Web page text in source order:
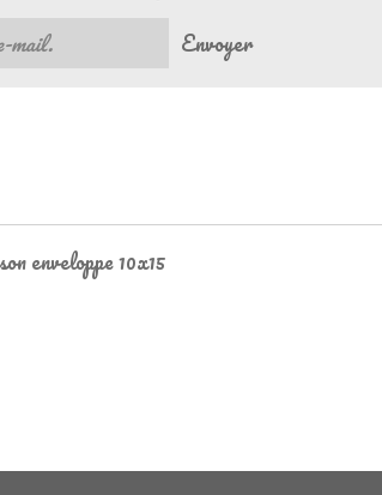
Envoyer
enveloppe 10x15